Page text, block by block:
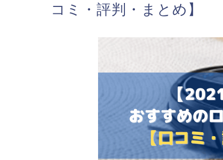
コミ・評判・まとめ】